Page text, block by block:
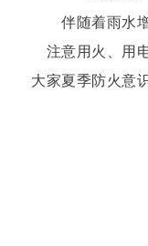
伴随着雨水
注意用火、用
大家夏季防火意